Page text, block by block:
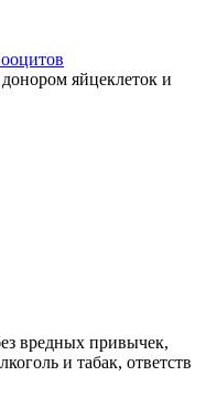
яйцеклеток и
вредных привычек,
и табак, ответств